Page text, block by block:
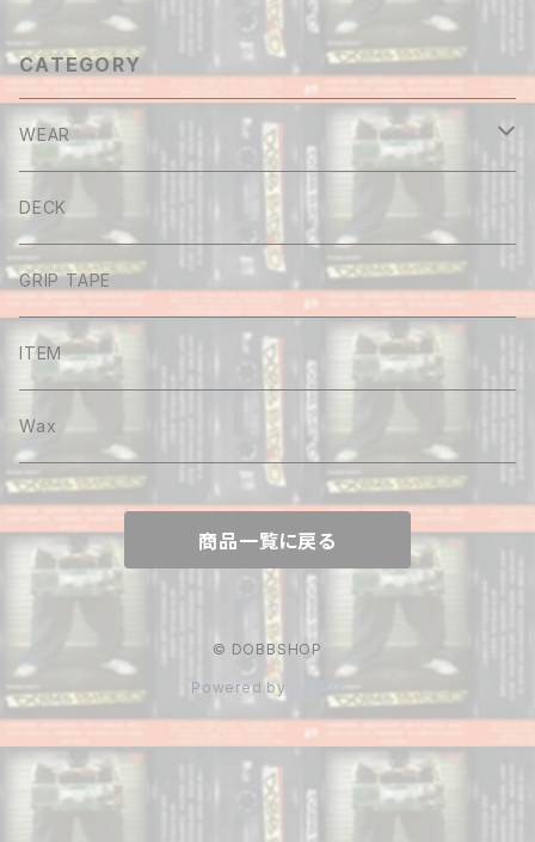
CATEGORY
WEAR
Tee
Long sleeve
Shirt
Hoodie
Sweat
Pants
Jacket
DECK
GRIP TAPE
ITEM
Wax
商品一覧に戻る
© DOBBSHOP
Powered by